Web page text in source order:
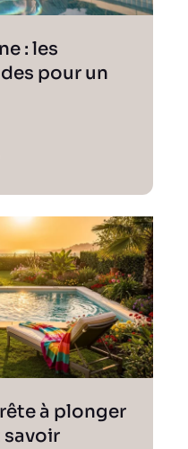
: les
pour un
à plonger
savoir